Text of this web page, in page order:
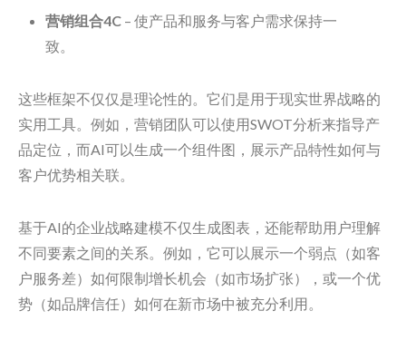
营销组合4C – 使产品和服务与客户需求保持一
致。
这些框架不仅仅是理论性的。它们是用于现实世界战略的
实用工具。例如，营销团队可以使用SWOT分析来指导产
品定位，而AI可以生成一个组件图，展示产品特性如何与
客户优势相关联。
基于AI的企业战略建模不仅生成图表，还能帮助用户理解
不同要素之间的关系。例如，它可以展示一个弱点（如客
户服务差）如何限制增长机会（如市场扩张），或一个优
势（如品牌信任）如何在新市场中被充分利用。